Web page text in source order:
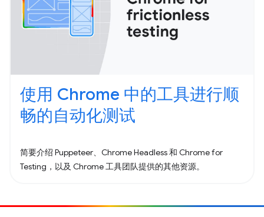
使用 Chrome 中的工具进行顺
畅的自动化测试
简要介绍 Puppeteer、Chrome Headless 和 Chrome for
Testing，以及 Chrome 工具团队提供的其他资源。